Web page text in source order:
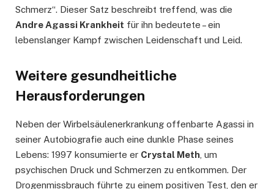
Schmerz“. Dieser Satz beschreibt treffend, was die
Andre Agassi Krankheit für ihn bedeutete – ein
lebenslanger Kampf zwischen Leidenschaft und Leid.
Weitere gesundheitliche
Herausforderungen
Neben der Wirbelsäulenerkrankung offenbarte Agassi in
seiner Autobiografie auch eine dunkle Phase seines
Lebens: 1997 konsumierte er Crystal Meth , um
psychischen Druck und Schmerzen zu entkommen. Der
Drogenmissbrauch führte zu einem positiven Test, den er